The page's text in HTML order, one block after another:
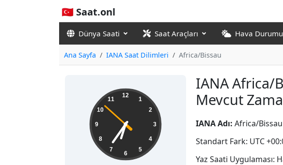
🇹🇷 Saat.onl
Dünya Saati Saat Araçları Hava Durumu
Ana Sayfa IANA Saat Dilimleri Africa/Bissau
IANA Africa/
Mevcut
06:35:53 12
1
2
3
4
5
6
7
8
9
10
11
IANA Adı: Africa/Bissau
Standart Fark: UTC
Yaz Saati Uygulaması: